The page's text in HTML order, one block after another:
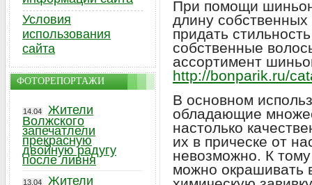
При помощи
длину собственных
придать
собственные
ассортимент
http://bonparik.ru/
В основном
обладающие
настолько
их в прическе от
невозможно. К
можно окрашивать
Условия
использования
сайта
ФОТОРЕПОРТАЖИ
14.04
Жители
Волжского
запечатлели
прекрасную
двойную радугу
после ливня
13.04
Жители